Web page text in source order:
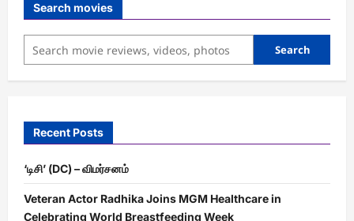
Search movies
Search
Recent Posts
‘டிசி’ (DC) – விமர்சனம்
Veteran Actor Radhika Joins MGM Healthcare in
Celebrating World Breastfeeding Week